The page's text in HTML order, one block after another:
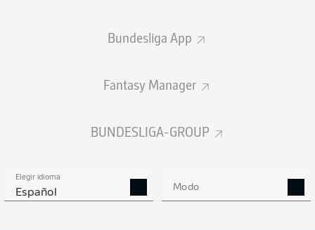
Bundesliga App
Fantasy Manager
BUNDESLIGA-GROUP
Elegir idioma
Español Modo
ESTADÍSTICAS